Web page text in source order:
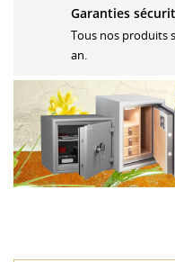
Garanties
Tous nos produits
an.